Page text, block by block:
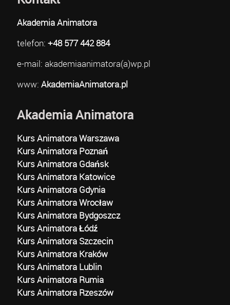
Akademia Animatora
telefon: +48 577 442 884
e-mail: akademiaanimatora(a)wp.pl
www: AkademiaAnimatora.pl
Akademia Animatora
Kurs Animatora Warszawa
Kurs Animatora Poznań
Kurs Animatora Gdańsk
Kurs Animatora Katowice
Kurs Animatora Gdynia
Kurs Animatora Wrocław
Kurs Animatora Bydgoszcz
Kurs Animatora Łódź
Kurs Animatora Szczecin
Kurs Animatora Kraków
Kurs Animatora Lublin
Kurs Animatora Rumia
Kurs Animatora Rzeszów